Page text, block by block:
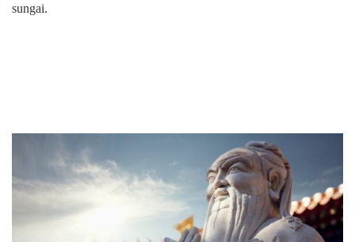
sungai.